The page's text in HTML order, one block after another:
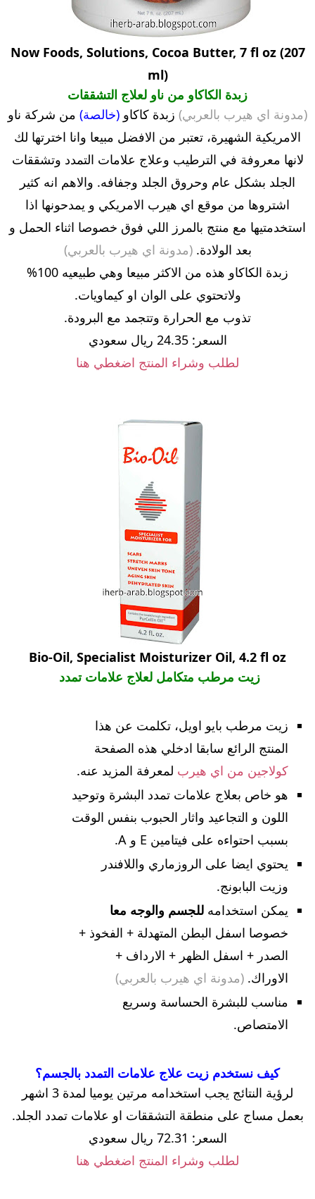
Now Foods, Solutions, Cocoa Butter, 7 fl oz (207
ml)
زبدة الكاكاو من ناو لعلاج التشققات
(مدونة اي هيرب بالعربي) زبدة كاكاو (خالصة) من شركة ناو
الامريكية الشهيرة، تعتبر من الافضل مبيعا وانا اخترتها لك
لانها معروفة في الترطيب وعلاج علامات التمدد وتشققات
الجلد بشكل عام وحروق الجلد وجفافه. والاهم انه كثير
اشتروها من موقع اي هيرب الامريكي و يمدحونها اذا
استخدمتيها مع منتج بالمرز اللي فوق خصوصا اثناء الحمل و
بعد الولادة.(مدونة اي هيرب بالعربي)
زبدة الكاكاو هذه من الاكثر مبيعا وهي طبيعيه 100%
ولاتحتوي على الوان او كيماويات.
تذوب مع الحرارة وتتجمد مع البرودة.
السعر: 24.35 ريال سعودي
لطلب وشراء المنتج اضغطي هنا
Bio-Oil, Specialist Moisturizer Oil, 4.2 fl oz
زيت مرطب متكامل لعلاج علامات تمدد
زيت مرطب بايو اويل، تكلمت عن هذا
المنتج الرائع سابقا ادخلي هذه الصفحة
كولاجين من اي هيرب لمعرفة المزيد عنه.
هو خاص بعلاج علامات تمدد البشرة وتوحيد
اللون و التجاعيد واثار الحبوب بنفس الوقت
بسبب احتواءه على فيتامين E و A.
يحتوي ايضا على الروزماري واللافندر
وزيت البابونج.
يمكن استخدامه للجسم والوجه معا
خصوصا اسفل البطن المتهدلة + الفخوذ +
الصدر + اسفل الظهر + الارداف +
الاوراك. (مدونة اي هيرب بالعربي)
مناسب للبشرة الحساسة وسريع
الامتصاص.
كيف نستخدم زيت علاج علامات التمدد بالجسم؟
لرؤية النتائج يجب استخدامه مرتين يوميا لمدة 3 اشهر
بعمل مساج على منطقة التشققات او علامات تمدد الجلد.
السعر: 72.31 ريال سعودي
لطلب وشراء المنتج اضغطي هنا